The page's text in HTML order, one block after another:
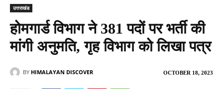
उत्तराखंड
होमगार्ड विभाग ने 381 पदों पर भर्ती की
मांगी अनुमति, गृह विभाग को लिखा पत्र
OCTOBER 18, 2023
BY HIMALAYAN DISCOVER